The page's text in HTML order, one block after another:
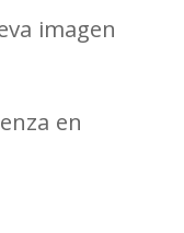
imagen
en